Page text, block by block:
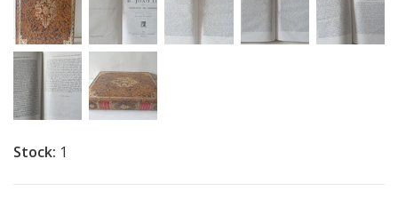
Stock: 1